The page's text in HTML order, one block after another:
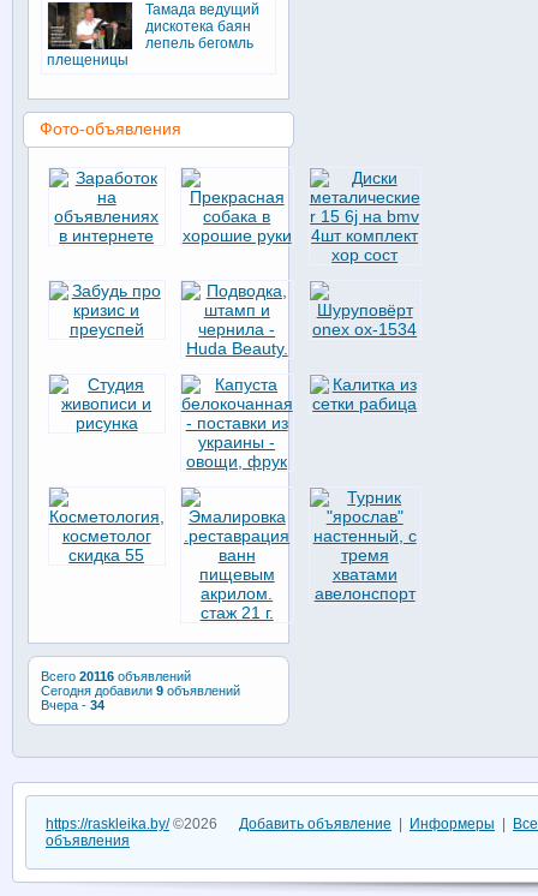
Тамада ведущий
дискотека баян
лепель бегомль
плещеницы
Фото-объявления
Всего 20116объявлений
Сегодня добавили 9объявлений
Вчера - 34
https://raskleika.by/©2026 Добавить объявление Информеры
объявления